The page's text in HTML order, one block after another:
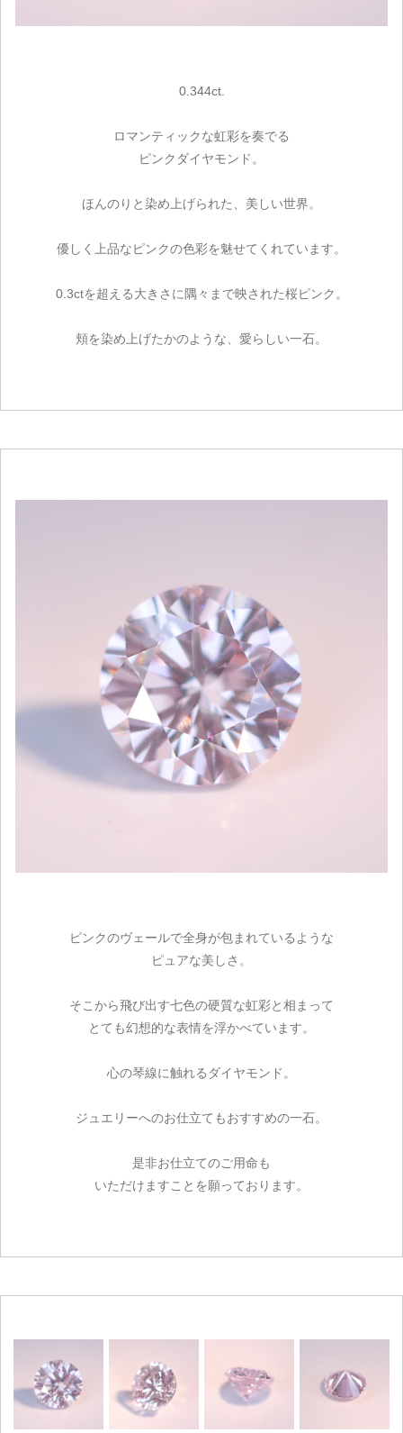
0.344ct.
ロマンティックな虹彩を奏でる
ピンクダイヤモンド。
ほんのりと染め上げられた、美しい世界。
優しく上品なピンクの色彩を魅せてくれています。
0.3ctを超える大きさに隅々まで映された桜ピンク。
頬を染め上げたかのような、愛らしい一石。
ピンクのヴェールで全身が包まれているような
ピュアな美しさ。
そこから飛び出す七色の硬質な虹彩と相まって
とても幻想的な表情を浮かべています。
心の琴線に触れるダイヤモンド。
ジュエリーへのお仕立てもおすすめの一石。
是非お仕立てのご用命も
いただけますことを願っております。